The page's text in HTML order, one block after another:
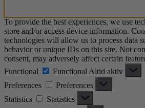
To provide the best experiences, we use
store and/or access device information.
technologies will allow us to process data
behavior or unique IDs on this site. Not
consent, may adversely affect certain
Functional
Functional Altid aktiv
Preferences
Preferences
Statistics
Statistics